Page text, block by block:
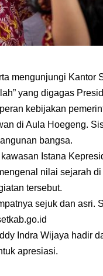
mengunjungi Kantor
yang digagas
kebijakan
di Aula Hoegeng.
bangsa.
Istana
nilai sejarah
tersebut.
sejuk dan asri.
Indra Wijaya hadir
apresiasi.